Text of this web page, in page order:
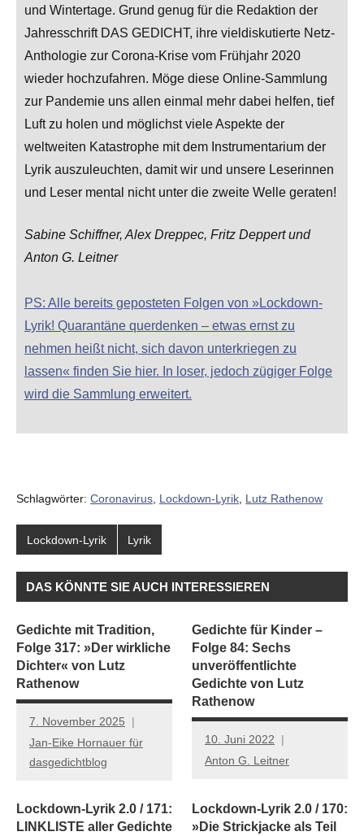
und Wintertage. Grund genug für die Redaktion der
Jahresschrift DAS GEDICHT, ihre vieldiskutierte Netz-
Anthologie zur Corona-Krise vom Frühjahr 2020
wieder hochzufahren. Möge diese Online-Sammlung
zur Pandemie uns allen einmal mehr dabei helfen, tief
Luft zu holen und möglichst viele Aspekte der
weltweiten Katastrophe mit dem Instrumentarium der
Lyrik auszuleuchten, damit wir und unsere Leserinnen
und Leser mental nicht unter die zweite Welle geraten!
Sabine Schiffner, Alex Dreppec, Fritz Deppert und
Anton G. Leitner
PS: Alle bereits geposteten Folgen von »Lockdown-
Lyrik! Quarantäne querdenken – etwas ernst zu
nehmen heißt nicht, sich davon unterkriegen zu
lassen« finden Sie hier. In loser, jedoch zügiger Folge
wird die Sammlung erweitert.
Schlagwörter: Coronavirus, Lockdown-Lyrik, Lutz Rathenow
Lockdown-Lyrik Lyrik
DAS KÖNNTE SIE AUCH INTERESSIEREN
Gedichte mit Tradition,
Folge 317: »Der wirkliche
Dichter« von Lutz
Rathenow
7. November 2025
Jan-Eike Hornauer für
dasgedichtblog
Gedichte für Kinder –
Folge 84: Sechs
unveröffentlichte
Gedichte von Lutz
Rathenow
10. Juni 2022
Anton G. Leitner
Lockdown-Lyrik 2.0 / 171:
LINKLISTE aller Gedichte
Lockdown-Lyrik 2.0 / 170:
»Die Strickjacke als Teil